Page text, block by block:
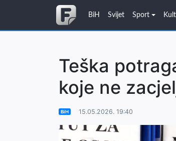
BiH Svijet Sport
Teška
koje ne
BiH 15.05.2026. 19:40